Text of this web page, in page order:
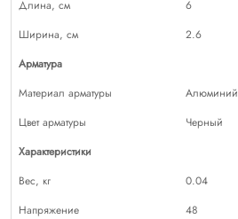
Длина, см
6
Ширина, см
2.6
Арматура
Материал арматуры
Алюминий
Цвет арматуры
Черный
Характеристики
Вес, кг
0.04
Напряжение
48